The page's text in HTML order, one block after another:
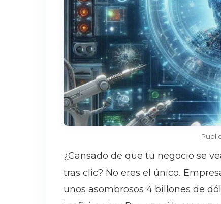
¿Cansado de que tu negocio se
tras clic? No eres el único.
unos asombrosos 4 billones de